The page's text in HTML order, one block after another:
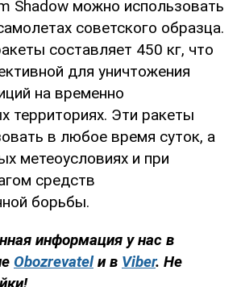
Shadow можно использовать
советского образца.
составляет 450 кг, что
для уничтожения
на временно
территориях. Эти ракеты
в любое время суток, а
метеоусловиях и при
средств
борьбы.
информация у нас в
Obozrevatel и в Viber. Не